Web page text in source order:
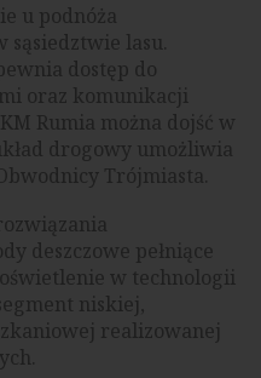
u podnóża
lasu.
dostęp do
oraz komunikacji
Rumia można dojść w
drogowy umożliwia
Trójmiasta.
deszczowe pełniące
w technologii
niskiej,
realizowanej